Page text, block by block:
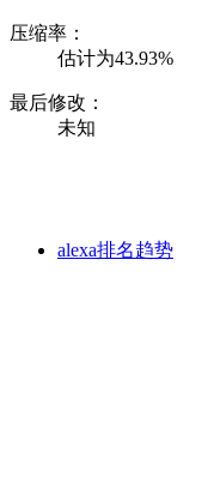
压缩率：
估计为43.93%
最后修改：
未知
alexa排名趋势